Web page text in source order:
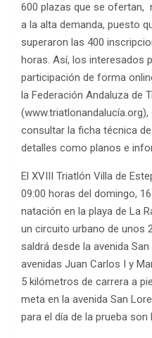
600 plazas que se ofertan,
a la alta demanda, puesto
superaron las 400
horas. Así, los interesados
participación de forma
la Federación Andaluza de
consultar la ficha técnica
detalles como planos e
El XVIII Triatlón Villa de
09:00 horas del domingo,
natación en la playa de La
un circuito urbano de unos
saldrá desde la avenida
avenidas Juan Carlos I y
5 kilómetros de carrera a
meta en la avenida San
para el día de la prueba son